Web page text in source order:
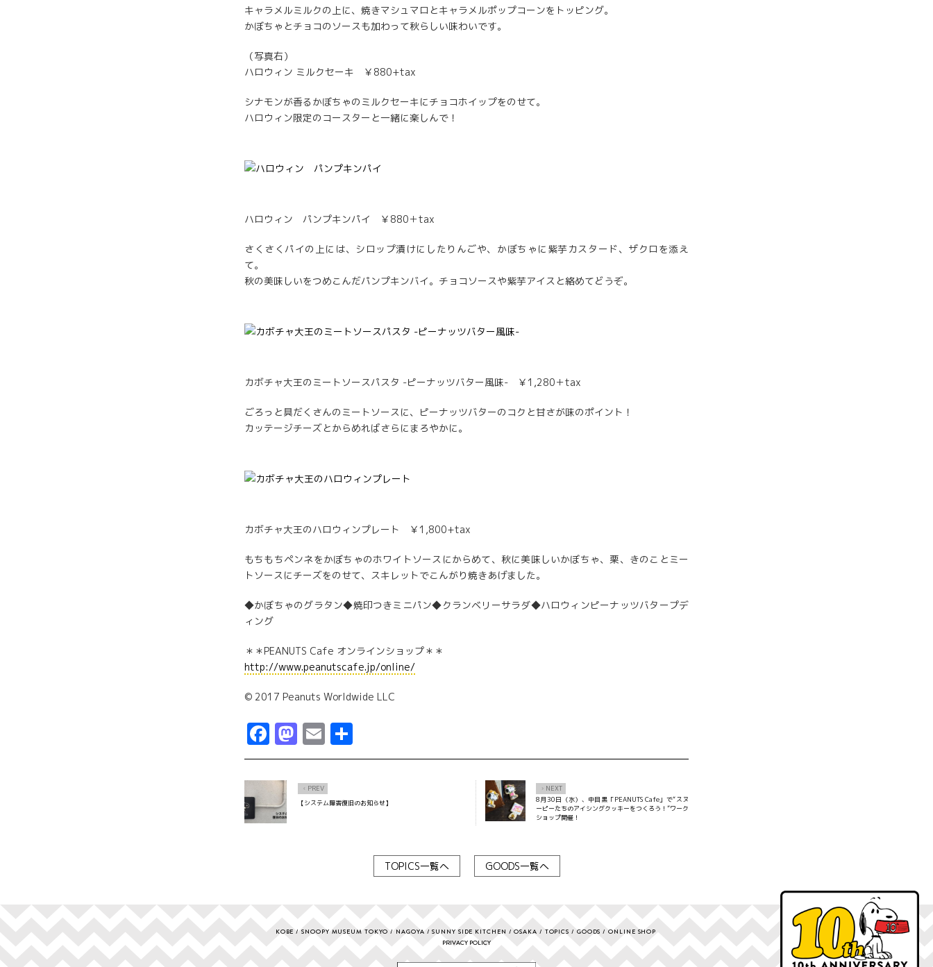
キャラメルミルクの上に、焼きマシュマロとキャラメルポップコーンをトッピング。
かぼちゃとチョコのソースも加わって秋らしい味わいです。
（写真右）
ハロウィン ミルクセーキ ￥880+tax
シナモンが香るかぼちゃのミルクセーキにチョコホイップをのせて。
ハロウィン限定のコースターと一緒に楽しんで！
ハロウィン パンプキンパイ ￥880＋tax
さくさくパイの上には、シロップ漬けにしたりんごや、かぼちゃに紫芋カスタード、ザクロを添え
て。
秋の美味しいをつめこんだパンプキンバイ。チョコソースや紫芋アイスと絡めてどうぞ。
カボチャ大王のミートソースパスタ -ピーナッツバター風味- ￥1,280＋tax
ごろっと具だくさんのミートソースに、ピーナッツバターのコクと甘さが味のポイント！
カッテージチーズとからめればさらにまろやかに。
カボチャ大王のハロウィンプレート ￥1,800+tax
もちもちペンネをかぼちゃのホワイトソースにからめて、秋に美味しいかぼちゃ、栗、きのことミー
トソースにチーズをのせて、スキレットでこんがり焼きあげました。
◆かぼちゃのグラタン◆焼印つきミニパン◆クランベリーサラダ◆ハロウィンピーナッツバタープデ
ィング
＊＊PEANUTS Cafe オンラインショップ＊＊
http://www.peanutscafe.jp/online/
© 2017 Peanuts Worldwide LLC
Facebook
Mastodon
Email
有
Ô PREV
【システム障害復旧のお知らせ】
× NEXT
8月30日（水）、中目黒「PEANUTS Cafe」で“スヌ
ーピーたちのアイシングクッキーをつくろう！”ワーク
ショップ開催！
TOPICS一覧へ GOODS一覧へ
KOBE SNOOPY MUSEUM TOKYO NAGOYA SUNNY SIDE KITCHEN OSAKA TOPICS GOODS
ONLINE SHOP
PRIVACY POLICY